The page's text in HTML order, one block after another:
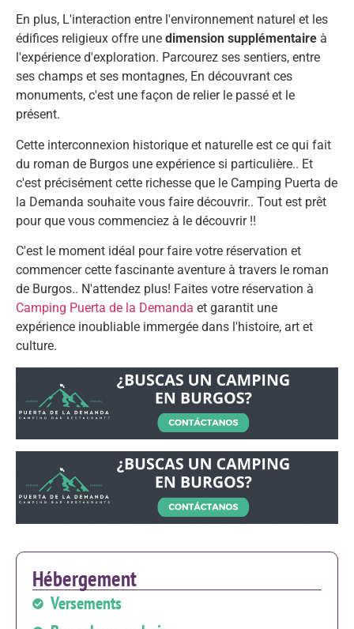
En plus, L'interaction entre l'environnement naturel et les
édifices religieux offre une dimension supplémentaire à
l'expérience d'exploration. Parcourez ses sentiers, entre
ses champs et ses montagnes, En découvrant ces
monuments, c'est une façon de relier le passé et le
présent.
Cette interconnexion historique et naturelle est ce qui fait
du roman de Burgos une expérience si particulière.. Et
c'est précisément cette richesse que le Camping Puerta de
la Demanda souhaite vous faire découvrir.. Tout est prêt
pour que vous commenciez à le découvrir !!
C'est le moment idéal pour faire votre réservation et
commencer cette fascinante aventure à travers le roman
de Burgos.. N'attendez plus! Faites votre réservation à
Camping Puerta de la Demanda et garantit une
expérience inoubliable immergée dans l'histoire, art et
culture.
Hébergement
Versements